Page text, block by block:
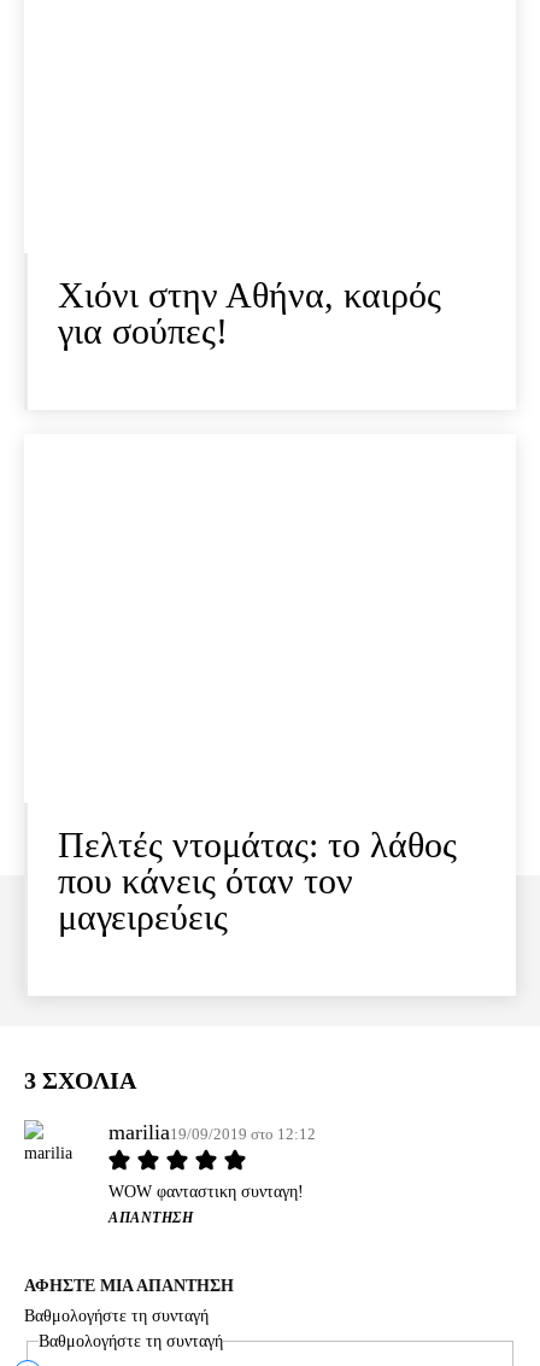
Χιόνι στην Αθήνα, καιρός
για σούπες!
Πελτές ντομάτας: το λάθος
που κάνεις όταν τον
μαγειρεύεις
3 ΣΧΟΛΙΑ
marilia19/09/2019 στο 12:12
WOW φανταστικη συνταγη!
ΑΠΆΝΤΗΣΗ
ΑΦΗΣΤΕ ΜΙΑ ΑΠΑΝΤΗΣΗ
Βαθμολογήστε τη συνταγή
Βαθμολογήστε τη συνταγή